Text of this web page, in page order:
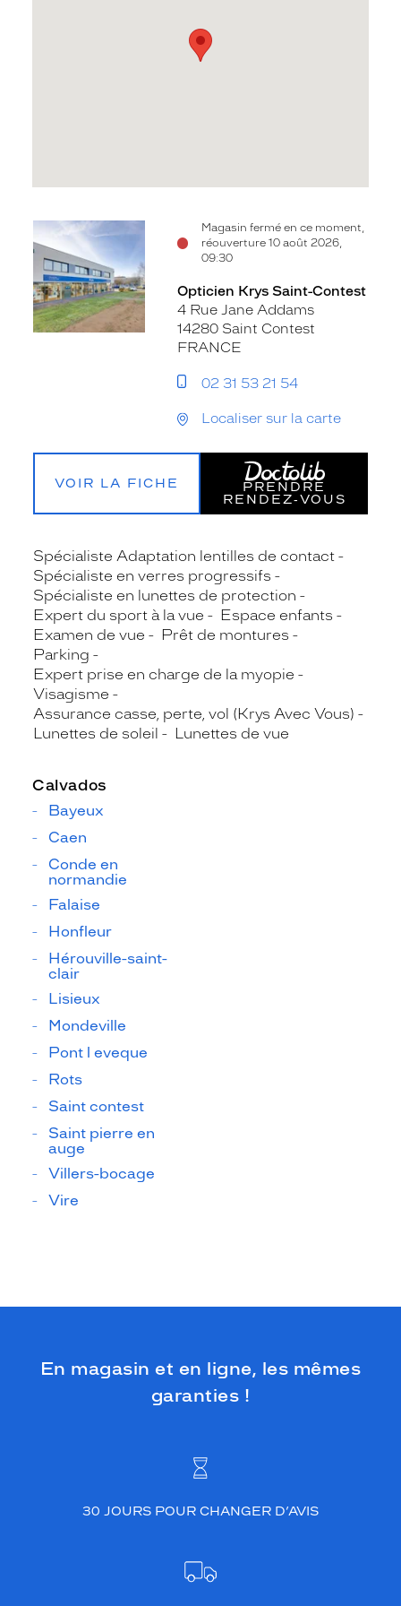
Magasin fermé en ce moment,
réouverture 10 août 2026,
09:30
Voir
la
fiche
Opticien Krys Saint-Contest
4 Rue Jane Addams
14280 Saint Contest
FRANCE
02 31 53 21 54
Localiser sur la carte
VOIR LA FICHE
PRENDRE
RENDEZ‑VOUS
Spécialiste Adaptation lentilles de contact
Spécialiste en verres progressifs
Spécialiste en lunettes de protection
Expert du sport à la vue
Espace enfants
Examen de vue
Prêt de montures
Parking
Expert prise en charge de la myopie
Visagisme
Assurance casse, perte, vol (Krys Avec Vous)
Lunettes de soleil
Lunettes de vue
Calvados
Bayeux
Caen
Conde en
normandie
Falaise
Honfleur
Hérouville-saint-
clair
Lisieux
Mondeville
Pont l eveque
Rots
Saint contest
Saint pierre en
auge
Villers-bocage
Vire
En magasin et en ligne, les mêmes
garanties !
30 JOURS POUR CHANGER D’AVIS